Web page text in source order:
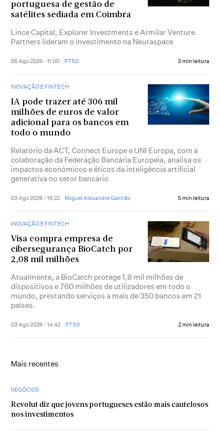
portuguesa de gestão de
satélites sediada em Coimbra
Lince Capital, Explorer Investments e Armilar Venture
Partners lideram o investimento na Neuraspace
05 Ago 2026 - 11:00 PT50 3 min leitura
INOVAÇÃO E FINTECH
IA pode trazer até 306 mil
milhões de euros de valor
adicional para os bancos em
todo o mundo
Relatório da ACT, Connect Europe e UNI Europa, com a
colaboração da Federação Bancária Europeia, analisa os
impactos económicos e éticos da inteligência artificial
generativa no setor bancário
03 Ago 2026 - 19:22 Miguel Alexandre Ganhão 5 min leitura
INOVAÇÃO E FINTECH
Visa compra empresa de
cibersegurança BioCatch por
2,08 mil milhões
Atualmente, a BioCatch protege 1,8 mil milhões de
dispositivos e 760 milhões de utilizadores em todo o
mundo, prestando serviços a mais de 350 bancos em 21
países.
03 Ago 2026 - 14:42 PT50 2 min leitura
Mais recentes
NEGÓCIOS
Revolut diz que jovens portugueses estão mais cautelosos
nos investimentos